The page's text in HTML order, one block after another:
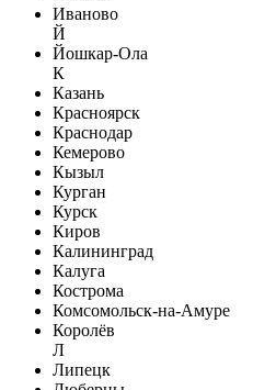
Иваново
Й
Йошкар-Ола
К
Казань
Красноярск
Краснодар
Кемерово
Кызыл
Курган
Курск
Киров
Калининград
Калуга
Кострома
Комсомольск-на-Амуре
Королёв
Л
Липецк